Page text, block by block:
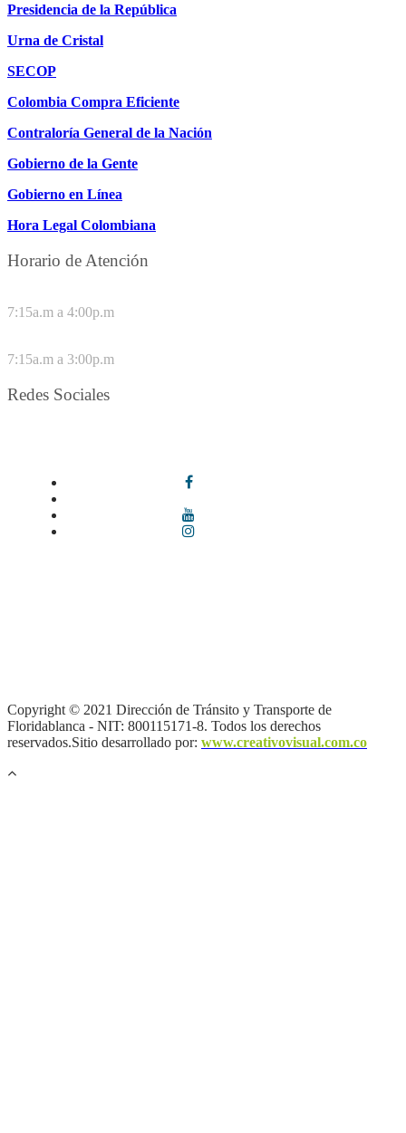
Presidencia de la República
Urna de Cristal
SECOP
Colombia Compra Eficiente
Contraloría General de la Nación
Gobierno de la Gente
Gobierno en Línea
Hora Legal Colombiana
Horario de Atención
7:15a.m a 4:00p.m
7:15a.m a 3:00p.m
Redes Sociales
Copyright © 2021 Dirección de Tránsito y Transporte de
Floridablanca - NIT: 800115171-8. Todos los derechos
reservados.Sitio desarrollado por: www.creativovisual.com.co